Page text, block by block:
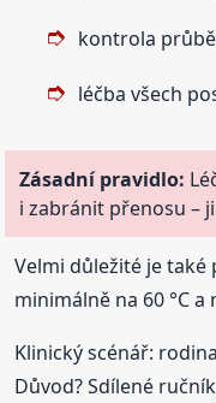
kontrola
léčba všech
Zásadní pravidlo:
i zabránit přenosu –
Velmi důležité je
minimálně na 60 °C
Klinický scénář:
Důvod? Sdílené